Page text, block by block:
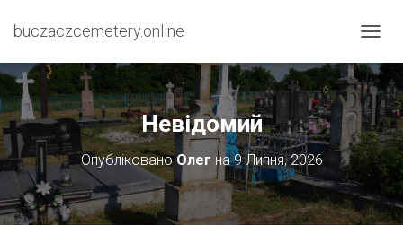
buczaczcemetery.online
Е
Р
Е
М
К
Н
У
И
Н
Невідомий
ОпублікованоОлег на9 Липня, 2026